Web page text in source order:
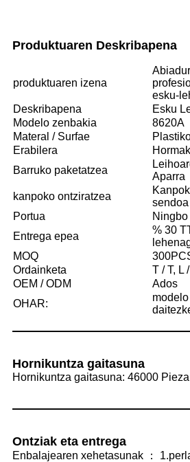
Produktuaren Deskribapena
produktuaren izena
esku-
Deskribapena
Esku
Modelo zenbakia
8620A
Materal / Surfae
Erabilera
Barruko paketatzea
Aparra
kanpoko ontziratzea
sendoa
Portua
Ningbo
Entrega epea
% 30
MOQ
Ordainketa
T / T, L
OEM / ODM
Ados
OHAR:
Hornikuntza gaitasuna
Hornikuntza gaitasuna: 46000
Ontziak eta entrega
Enbalajearen xehetasunak ：